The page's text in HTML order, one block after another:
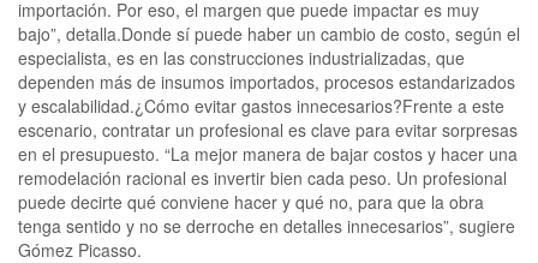
importación. Por eso, el margen que puede impactar es muy
bajo”, detalla.Donde sí puede haber un cambio de costo, según el
especialista, es en las construcciones industrializadas, que
dependen más de insumos importados, procesos estandarizados
y escalabilidad.¿Cómo evitar gastos innecesarios?Frente a este
escenario, contratar un profesional es clave para evitar sorpresas
en el presupuesto. “La mejor manera de bajar costos y hacer una
remodelación racional es invertir bien cada peso. Un profesional
puede decirte qué conviene hacer y qué no, para que la obra
tenga sentido y no se derroche en detalles innecesarios”, sugiere
Gómez Picasso.